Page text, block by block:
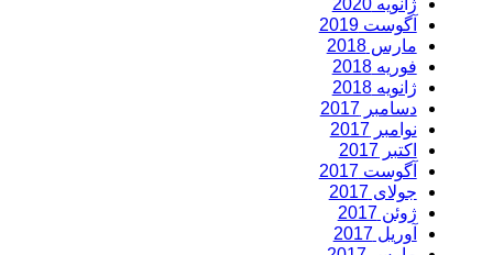
آگوست 2019
مارس 2018
فوریه 2018
ژانویه 2018
دسامبر 2017
نوامبر 2017
اکتبر 2017
آگوست 2017
جولای 2017
ژوئن 2017
آوریل 2017